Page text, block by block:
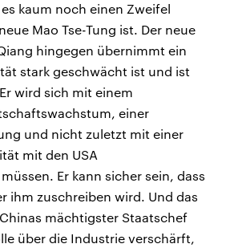
kaum noch einen Zweifel
Mao Tse-Tung ist. Der neue
hingegen übernimmt ein
stark geschwächt ist und ist
wird sich mit einem
einer
und nicht zuletzt mit einer
mit den USA
Er kann sicher sein, dass
ihm zuschreiben wird. Und das
mächtigster Staatschef
über die Industrie verschärft,